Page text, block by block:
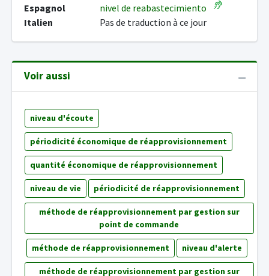
Espagnol
nivel de reabastecimiento
Italien
Pas de traduction à ce jour
Voir aussi
niveau d'écoute
périodicité économique de réapprovisionnement
quantité économique de réapprovisionnement
niveau de vie périodicité de réapprovisionnement
méthode de réapprovisionnement par gestion sur
point de commande
méthode de réapprovisionnement niveau d'alerte
méthode de réapprovisionnement par gestion sur